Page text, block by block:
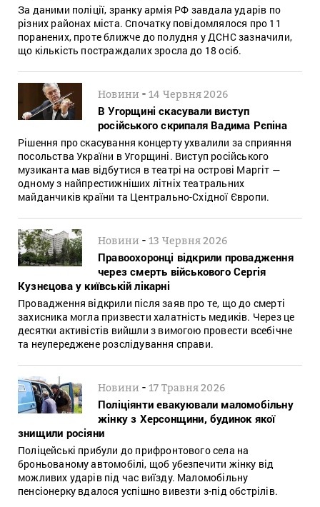
За даними поліції, зранку армія РФ завдала ударів по
різних районах міста. Спочатку повідомлялося про 11
поранених, проте ближче до полудня у ДСНС зазначили,
що кількість постраждалих зросла до 18 осіб.
Новини -14 Червня 2026
В Угорщині скасували виступ
російського скрипаля Вадима Рєпіна
Рішення про скасування концерту ухвалили за сприяння
посольства України в Угорщині. Виступ російського
музиканта мав відбутися в театрі на острові Маргіт —
одному з найпрестижніших літніх театральних
майданчиків країни та Центрально-Східної Європи.
Новини -13 Червня 2026
Правоохоронці відкрили провадження
через смерть військового Сергія
Кузнєцова у київській лікарні
Провадження відкрили після заяв про те, що до смерті
захисника могла призвести халатність медиків. Через це
десятки активістів вийшли з вимогою провести всебічне
та неупереджене розслідування справи.
Новини -17 Травня 2026
Поліціянти евакуювали маломобільну
жінку з Херсонщини, будинок якої
знищили росіяни
Поліцейські прибули до прифронтового села на
броньованому автомобілі, щоб убезпечити жінку від
можливих ударів під час виїзду. Маломобільну
пенсіонерку вдалося успішно вивезти з-під обстрілів.